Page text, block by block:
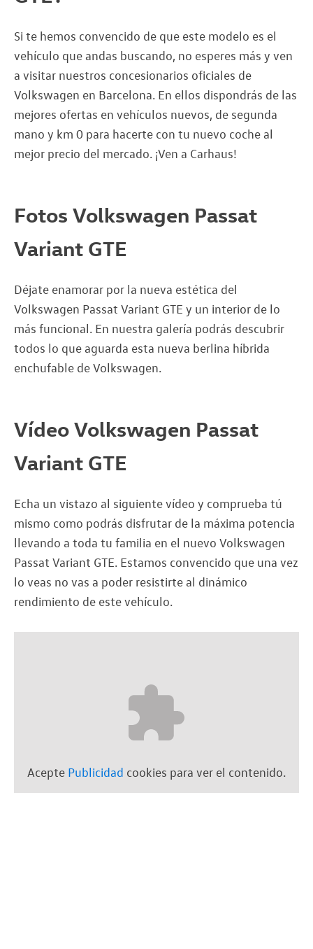
Si te hemos convencido de que este modelo es el
vehículo que andas buscando, no esperes más y ven
a visitar nuestros concesionarios oficiales de
Volkswagen en Barcelona. En ellos dispondrás de las
mejores ofertas en vehículos nuevos, de segunda
mano y km 0 para hacerte con tu nuevo coche al
mejor precio del mercado. ¡Ven a Carhaus!
Fotos Volkswagen Passat
Variant GTE
Déjate enamorar por la nueva estética del
Volkswagen Passat Variant GTE y un interior de lo
más funcional. En nuestra galería podrás descubrir
todos lo que aguarda esta nueva berlina híbrida
enchufable de Volkswagen.
Vídeo Volkswagen Passat
Variant GTE
Echa un vistazo al siguiente vídeo y comprueba tú
mismo como podrás disfrutar de la máxima potencia
llevando a toda tu familia en el nuevo Volkswagen
Passat Variant GTE. Estamos convencido que una vez
lo veas no vas a poder resistirte al dinámico
rendimiento de este vehículo.
Acepte Publicidad cookies para ver el contenido.